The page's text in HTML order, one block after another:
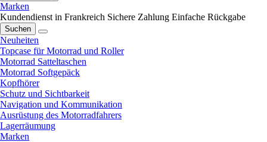
Marken
Kundendienst in Frankreich Sichere Zahlung Einfache Rückgabe
Suchen
Neuheiten
Topcase für Motorrad und Roller
Motorrad Satteltaschen
Motorrad Softgepäck
Kopfhörer
Schutz und Sichtbarkeit
Navigation und Kommunikation
Ausrüstung des Motorradfahrers
Lagerräumung
Marken